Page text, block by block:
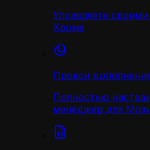
Управляете
Хроме
Прокси
Полностью
менеджер для